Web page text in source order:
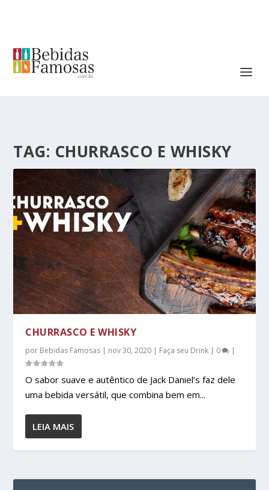
TAG: CHURRASCO E WHISKY
CHURRASCO E WHISKY
por Bebidas Famosas | nov 30, 2020 | Faça seu Drink | 0 |
O sabor suave e autêntico de Jack Daniel’s faz dele
uma bebida versátil, que combina bem em...
LEIA MAIS